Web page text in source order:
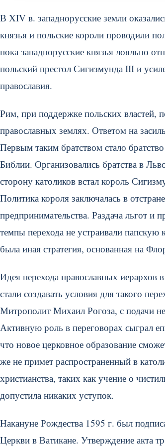
В XIV в. западнорусские земли
князья и польские короли проводили
пока западнорусские князья лояльно
польский престол Сигизмунда III и
православия.
Рим, при поддержке польских властей,
православных землях. Ответом на
Первым таким братством стало
Библии. Организовались братства в
сторону католиков встал король
Политика короля заключалась в
предпринимательства. Раздача льгот и
темпы перехода не устраивали
была иная стратегия, основанная на
Идея перехода православных иерархов
стали создавать условия для такого
Митрополит Михаил Рогоза, с подачи
Активную роль в переговорах сыграл
что новое церковное образование
же не примет распространенный в
христианства, таких как учение о
допустила никаких уступок.
Накануне Рождества 1595 г. был
Церкви в Ватикане. Утверждение акта